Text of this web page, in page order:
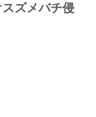
スズメバチ侵